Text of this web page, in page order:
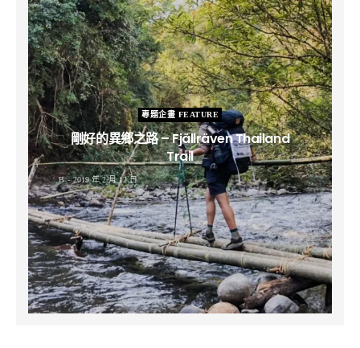
專題企畫 FEATURE
剛好的異鄉之路 – Fjällräven Thailand
Trail
B 2019 年 2 月 12 日